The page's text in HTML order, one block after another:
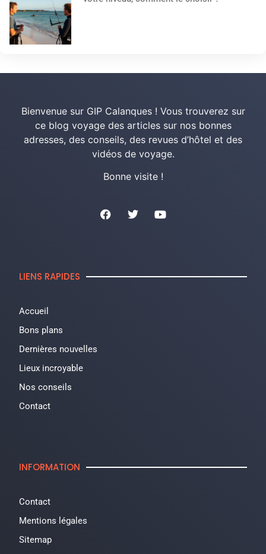
Bienvenue sur GIP Calanques ! Vous trouverez sur
ce blog voyage des articles sur nos bonnes
adresses, des conseils, des revues d’hôtel et des
vidéos de voyage.
Bonne visite !
LIENS RAPIDES
Accueil
Bons plans
Dernières nouvelles
Lieux incroyable
Nos conseils
Contact
INFORMATION
Contact
Mentions légales
Sitemap